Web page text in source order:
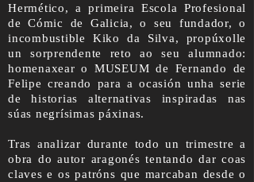
Hermético, a primeira Escola Profesional
de Cómic de Galicia, o seu fundador, o
incombustible Kiko da Silva, propúxolle
un sorprendente reto ao seu alumnado:
homenaxear o MUSEUM de Fernando de
Felipe creando para a ocasión unha serie
de historias alternativas inspiradas nas
súas negrísimas páxinas.
Tras analizar durante todo un trimestre a
obra do autor aragonés tentando dar coas
claves e os patróns que marcaban desde o